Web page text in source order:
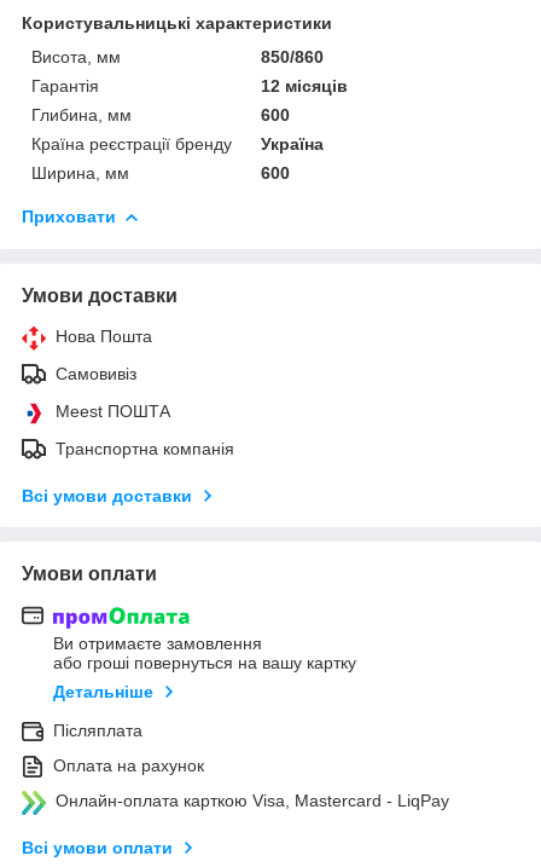
Користувальницькі характеристики
Висота, мм
850/860
Гарантія
12 місяців
Глибина, мм
600
Країна реєстрації бренду
Україна
Ширина, мм
600
Приховати
Умови доставки
Нова Пошта
Самовивіз
Meest ПОШТА
Транспортна компанія
Всі умови доставки
Умови оплати
Ви отримаєте замовлення
або гроші повернуться на вашу картку
Детальніше
Післяплата
Оплата на рахунок
Онлайн-оплата карткою Visa, Mastercard - LiqPay
Всі умови оплати